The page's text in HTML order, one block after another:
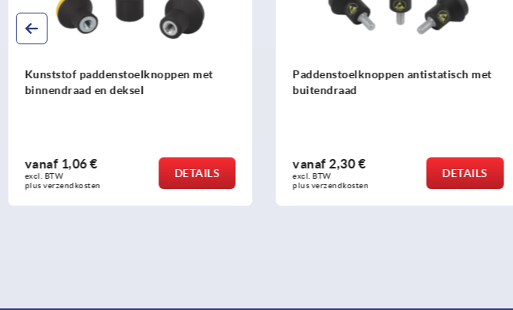
Paddenstoelknoppen antistatisch met
buitendraad
vanaf2,30 €
excl. BTW
plus verzendkosten
DETAILS
Paddenstoelknoppen antibacterieel met
buitendraad, stalen delen rvs
vanaf2,64 €
excl. BTW
plus verzendkosten
DETAILS